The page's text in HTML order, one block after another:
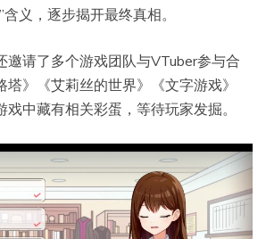
义，逐步揭开最终真相。
邀请了多个游戏团队与VTuber参与合
》《艾莉丝的世界》《文字游戏》
戏中藏有相关彩蛋，等待玩家发掘。